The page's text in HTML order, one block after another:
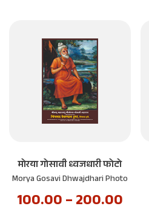
मोरया गोसावी ध्वजधारी फोटो
Morya Gosavi Dhwajdhari Photo